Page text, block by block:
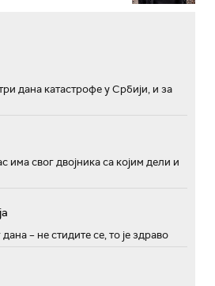
дана катастрофе у Србији, и за
има свог двојника са којим дели и
– не стидите се, то је здраво